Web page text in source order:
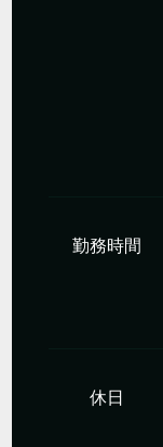
勤務時間
休日